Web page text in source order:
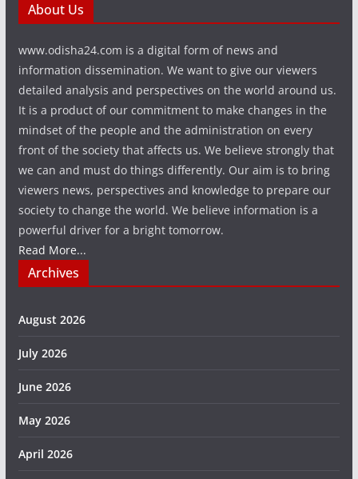
About Us
www.odisha24.com is a digital form of news and
information dissemination. We want to give our viewers
detailed analysis and perspectives on the world around us.
It is a product of our commitment to make changes in the
mindset of the people and the administration on every
front of the society that affects us. We believe strongly that
we can and must do things differently. Our aim is to bring
viewers news, perspectives and knowledge to prepare our
society to change the world. We believe information is a
powerful driver for a bright tomorrow.
Read More...
Archives
August 2026
July 2026
June 2026
May 2026
April 2026